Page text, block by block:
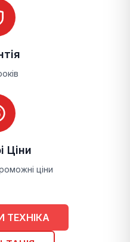
Ціни
ціни
ТЕХНІКА